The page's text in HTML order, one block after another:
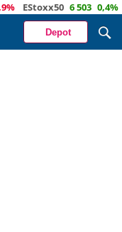
EStoxx50 6 503 0,4%
Depot